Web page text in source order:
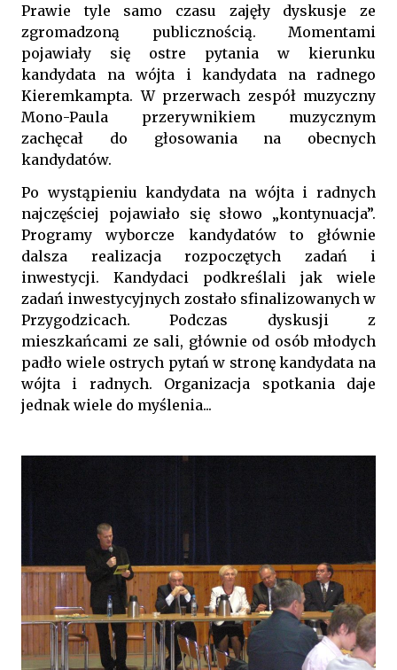
Prawie tyle samo czasu zajęły dyskusje ze
zgromadzoną publicznością. Momentami
pojawiały się ostre pytania w kierunku
kandydata na wójta i kandydata na radnego
Kieremkampta. W przerwach zespół muzyczny
Mono-Paula przerywnikiem muzycznym
zachęcał do głosowania na obecnych
kandydatów.
Po wystąpieniu kandydata na wójta i radnych
najczęściej pojawiało się słowo „kontynuacja”.
Programy wyborcze kandydatów to głównie
dalsza realizacja rozpoczętych zadań i
inwestycji. Kandydaci podkreślali jak wiele
zadań inwestycyjnych zostało sfinalizowanych w
Przygodzicach. Podczas dyskusji z
mieszkańcami ze sali, głównie od osób młodych
padło wiele ostrych pytań w stronę kandydata na
wójta i radnych. Organizacja spotkania daje
jednak wiele do myślenia...